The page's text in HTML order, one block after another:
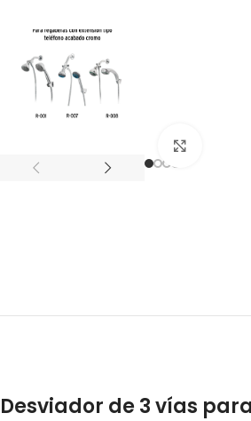
Desviador de 3 vías